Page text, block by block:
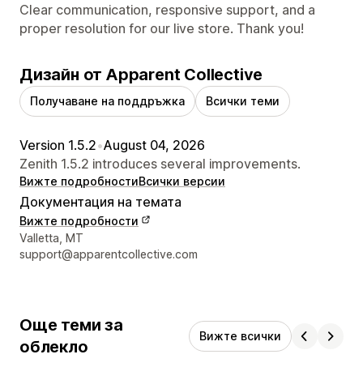
Clear communication, responsive support, and a
proper resolution for our live store. Thank you!
Дизайн от Apparent Collective
Получаване на поддръжка Всички теми
Version 1.5.2•August 04, 2026
Zenith 1.5.2 introduces several improvements.
Вижте подробностиВсички версии
Документация на темата
Вижте подробности
Данни за връзка с дизайнера
Valletta, MT
support@apparentcollective.com
Още теми за
облекло
Вижте всички